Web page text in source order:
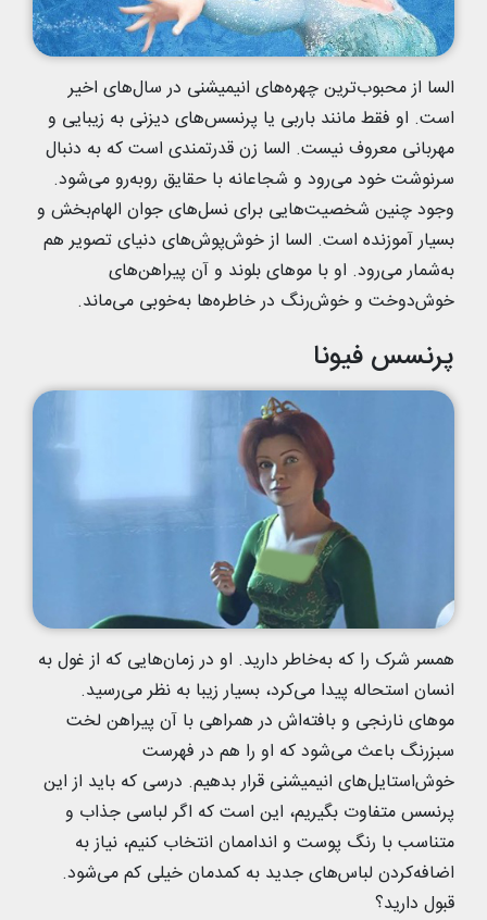
السا از محبوب‌ترین چهره‌های انیمیشنی در سال‌های اخیر
است. او فقط مانند باربی یا پرنسس‌های دیزنی به زیبایی و
مهربانی معروف نیست. السا زن قدرتمندی است که به دنبال
سرنوشت خود می‌رود و شجاعانه با حقایق روبه‌رو می‌شود.
وجود چنین شخصیت‌هایی برای نسل‌های جوان الهام‌بخش و
بسیار آموزنده است. السا از خوش‌پوش‌های دنیای تصویر هم
به‌شمار می‌رود. او با موهای بلوند و آن پیراهن‌های
خوش‌دوخت و خوش‌رنگ در خاطره‌ها به‌خوبی می‌ماند.
پرنسس فیونا
همسر شرک را که به‌خاطر دارید. او در زمان‌هایی که از غول به
انسان استحاله پیدا می‌کرد، بسیار زیبا به نظر می‌رسید.
موهای نارنجی و بافته‌اش در همراهی با آن پیراهن لخت
سبزرنگ باعث می‌شود که او را هم در فهرست
خوش‌استایل‌های انیمیشنی قرار بدهیم. درسی که باید از این
پرنسس متفاوت بگیریم، این است که اگر لباسی جذاب و
متناسب با رنگ پوست و انداممان انتخاب کنیم، نیاز به
اضافه‌کردن لباس‌های جدید به کمدمان خیلی کم می‌شود.
قبول دارید؟